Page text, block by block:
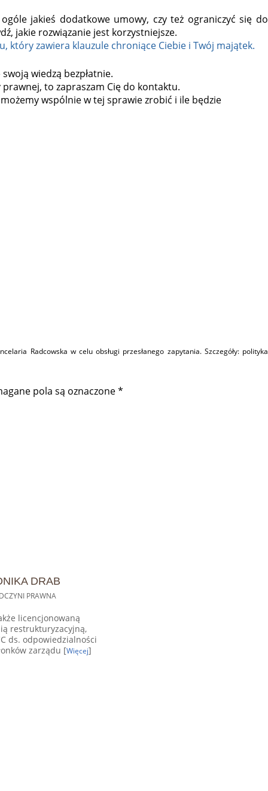
jakieś dodatkowe umowy, czy też ograniczyć się do
jakie rozwiązanie jest korzystniejsze.
który zawiera klauzule chroniące Ciebie i Twój majątek.
wiedzą bezpłatnie.
to zapraszam Cię do kontaktu.
wspólnie w tej sprawie zrobić i ile będzie
Radcowska w celu obsługi przesłanego zapytania. Szczegóły: polityka
pola są oznaczone*
DRAB
PRAWNA
licencjonowaną
restrukturyzacyjną,
ds. odpowiedzialności
zarządu [Więcej]